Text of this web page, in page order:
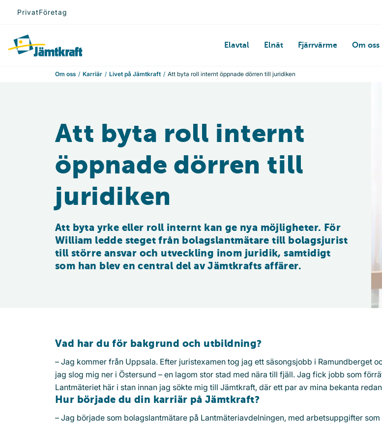
PrivatFöretag
Till startsidan
Elavtal Elnät Fjärrvärme Om oss
Om oss Karriär Livet på Jämtkraft Att byta roll internt öppnade dörren till juridiken
Att byta roll internt
öppnade dörren till
juridiken
Att byta yrke eller roll internt kan ge nya möjligheter. För
William ledde steget från bolagslantmätare till bolagsjurist
till större ansvar och utveckling inom juridik, samtidigt
som han blev en central del av Jämtkrafts affärer.
Vad har du för bakgrund och utbildning?
– Jag kommer från Uppsala. Efter juristexamen tog jag ett säsongsjobb i Ramundberget
jag slog mig ner i Östersund – en lagom stor stad med nära till fjäll. Jag fick jobb som
Lantmäteriet här i stan innan jag sökte mig till Jämtkraft, där ett par av mina bekanta
Hur började du din karriär på Jämtkraft?
– Jag började som bolagslantmätare på Lantmäteriavdelningen, med arbetsuppgifter